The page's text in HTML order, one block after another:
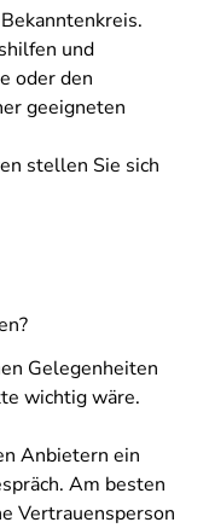
und
oder den
geeigneten
stellen Sie sich
Gelegenheiten
wichtig wäre.
Anbietern ein
Am besten
Vertrauensperson